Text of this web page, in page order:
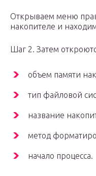
Открываем меню
накопителе и
Шаг 2. Затем
объем памяти
тип файловой
название
метод
начало процесса.